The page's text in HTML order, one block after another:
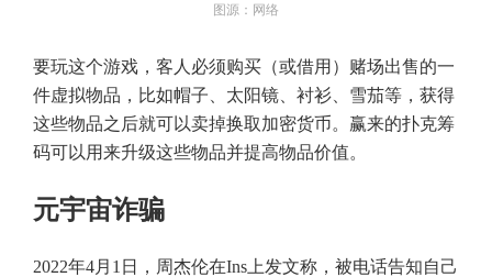
图源：网络
要玩这个游戏，客人必须购买（或借用）赌场出售的一
件虚拟物品，比如帽子、太阳镜、衬衫、雪茄等，获得
这些物品之后就可以卖掉换取加密货币。赢来的扑克筹
码可以用来升级这些物品并提高物品价值。
元宇宙诈骗
2022年4月1日，周杰伦在Ins上发文称，被电话告知自己